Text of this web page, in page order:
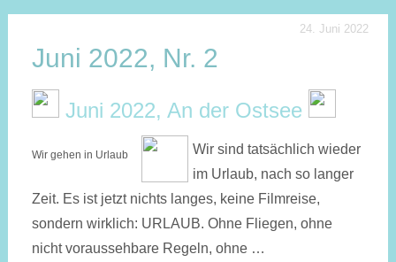
24. Juni 2022
Juni 2022, Nr. 2
Juni 2022, An der Ostsee
Wir gehen in Urlaub
Wir sind tatsächlich wieder
im Urlaub, nach so langer
Zeit. Es ist jetzt nichts langes, keine Filmreise,
sondern wirklich: URLAUB. Ohne Fliegen, ohne
nicht voraussehbare Regeln, ohne …